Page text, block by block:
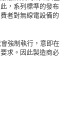
，系列標準的發布
者對無線電設備的
強制執行，意即在
求。因此製造商必